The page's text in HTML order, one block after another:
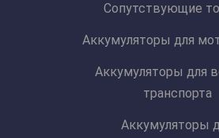
Сопутствующие
Аккумуляторы для
Аккумуляторы для
транспорта
Аккумуляторы